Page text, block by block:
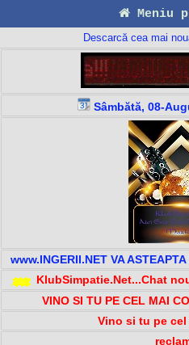
Meniu
Descarcă cea mai
Sâmbătă, 08-
www.INGERII.NET VA
KlubSimpatie.Net...Chat
VINO SI TU PE CEL MAI
Vino si tu pe